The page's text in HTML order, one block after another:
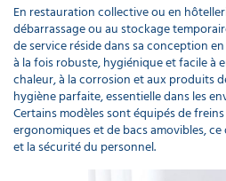
En restauration collective ou en
débarrassage ou au stockage
de service réside dans sa conception
à la fois robuste, hygiénique et facile à
chaleur, à la corrosion et aux produits
hygiène parfaite, essentielle dans les
Certains modèles sont équipés de
ergonomiques et de bacs amovibles,
et la sécurité du personnel.